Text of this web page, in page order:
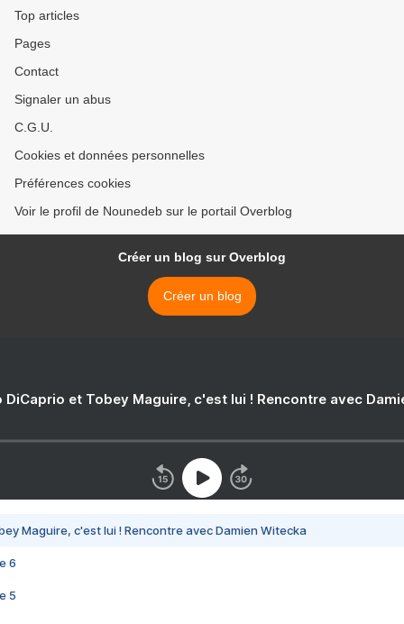
Top articles
Pages
Contact
Signaler un abus
C.G.U.
Cookies et données personnelles
Préférences cookies
Voir le profil de Nounedeb sur le portail Overblog
Créer un blog sur Overblog
Créer un blog
DiCaprio et Tobey Maguire, c'est lui ! Rencontre avec
Maguire, c'est lui ! Rencontre avec Damien Witecka
6
5